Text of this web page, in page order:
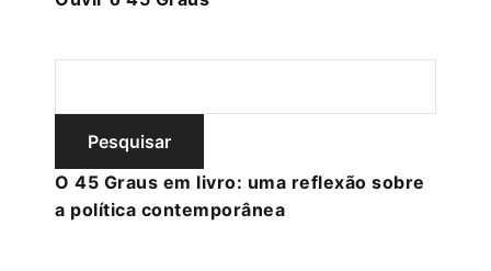
O 45 Graus em livro: uma reflexão sobre
a política contemporânea